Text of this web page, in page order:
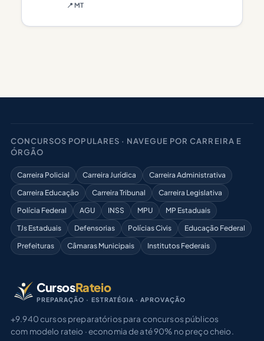
📍 MT
CONCURSOS POPULARES · NAVEGUE POR CARREIRA E
ÓRGÃO
Carreira Policial Carreira Jurídica
Carreira Administrativa
Carreira Educação
Carreira Tribunal
Carreira Legislativa
Polícia Federal
AGU INSS MPU
MP Estaduais
TJs Estaduais
Defensorias Polícias Civis
Educação Federal
Prefeituras
Câmaras Municipais Institutos Federais
CursosRateio
PREPARAÇÃO · ESTRATÉGIA · APROVAÇÃO
+9.940 cursos preparatórios para concursos públicos
com modelo rateio · economia de até 90% no preço cheio.